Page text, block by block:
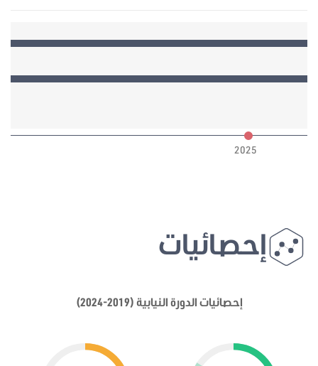
2025
إحصائيات
إحصائيات الدورة النيابية (2019-2024)